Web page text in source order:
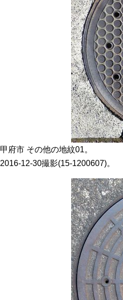
甲府市 その他の地紋01。
2016-12-30撮影(15-1200607)。